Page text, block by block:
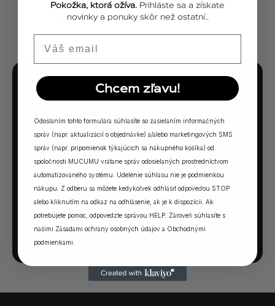
ZOBRAZIŤ VŠETKY PRÍBEHY
MUCUMU KVÍZ
Ktorá vôňa Vám
sadne?
5 otázok. Jedna odpoveď. Vaša ideálna MUCUMU
vôňa.
SPUSTIŤ KVÍZ →
Pokožka, ktorá ožíva. Prihláste sa a získate
novinky a ponuky skôr než ostatní..
Chcem zľavu!
Odoslaním tohto formulára súhlasíte so zasielaním informačných
správ (napr. aktualizácií o objednávke) a/alebo marketingových SMS
správ (napr. pripomienok týkajúcich sa nákupného košíka) od
spoločnosti MUCUMU vrátane správ odosielaných prostredníctvom
automatizovaného systému. Udelenie súhlasu nie je podmienkou
nákupu. Z odberu sa môžete kedykoľvek odhlásiť odpoveďou STOP
alebo kliknutím na odkaz na odhlásenie, ak je k dispozícii. Ak
potrebujete pomoc, odpovedzte správou HELP. Zároveň súhlasíte s
našimi Zásadami ochrany osobných údajov a Obchodnými
podmienkami